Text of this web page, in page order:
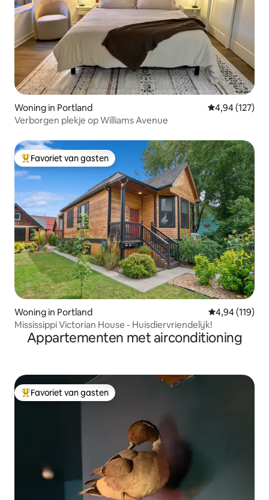
Woning in Portland Gemiddelde
4,94 (127)
Verborgen plekje op Williams Avenue
Topfavoriet van gasten
Favoriet van gasten
Woning in Portland Gemiddelde
4,94 (119)
Mississippi Victorian House - Huisdiervriendelijk!
Appartementen met airconditioning
Topfavoriet van gasten
Favoriet van gasten